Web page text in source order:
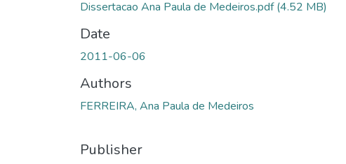
Dissertacao Ana Paula de Medeiros.pdf(4.52 MB)
Date
2011-06-06
Authors
FERREIRA, Ana Paula de Medeiros
Publisher